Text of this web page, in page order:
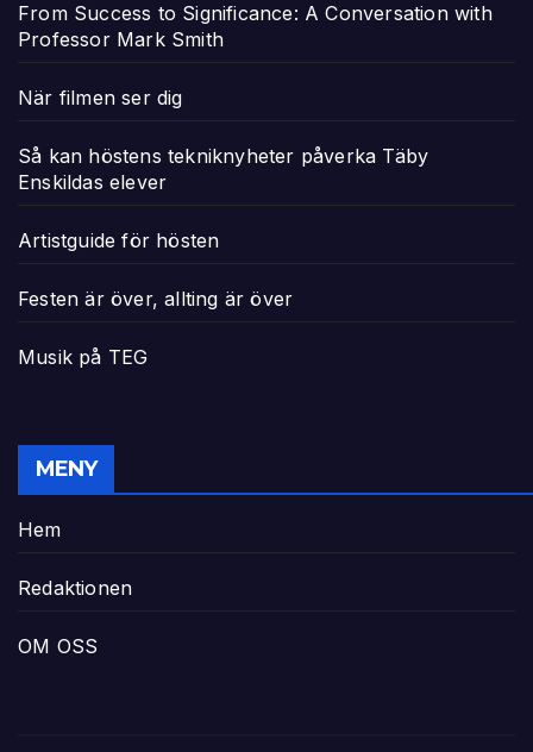
From Success to Significance: A Conversation with
Professor Mark Smith
När filmen ser dig
Så kan höstens tekniknyheter påverka Täby
Enskildas elever
Artistguide för hösten
Festen är över, allting är över
Musik på TEG
MENY
Hem
Redaktionen
OM OSS